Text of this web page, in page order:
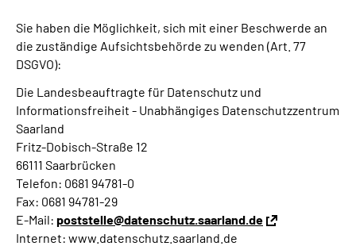
Sie haben die Möglichkeit, sich mit einer Beschwerde an
die zuständige Aufsichtsbehörde zu wenden (Art. 77
DSGVO):
Die Landesbeauftragte für Datenschutz und
Informationsfreiheit - Unabhängiges Datenschutzzentrum
Saarland
Fritz-Dobisch-Straße 12
66111 Saarbrücken
Telefon: 0681 94781-0
Fax: 0681 94781-29
E-Mail: poststelle@datenschutz.saarland.de
Internet: www.datenschutz.saarland.de